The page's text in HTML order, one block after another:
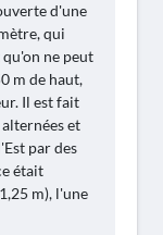
d'une
qui
ne peut
m de haut,
Il est fait
et
par des
était
m), l'une